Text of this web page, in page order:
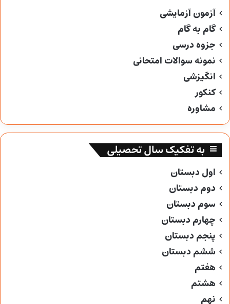
آزمون آزمایشی
گام به گام
جزوه درسی
نمونه سوالات امتحانی
انگیزشی
کنکور
مشاوره
به تفکیک سال تحصیلی
اول دبستان
دوم دبستان
سوم دبستان
چهارم دبستان
پنجم دبستان
ششم دبستان
هفتم
هشتم
نهم